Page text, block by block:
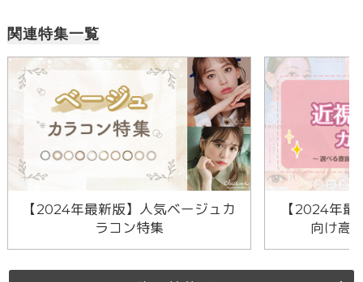
関連特集一覧
【2024年最新版】人気ベージュカ
ラコン特集
【2024年
向け高